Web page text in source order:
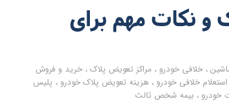
و نکات مهم برای
، خلافی خودرو ، مراکز تعویض پلاک، خرید و فروش
استعلام خلافی خودرو ، هزینه تعویض پلاک خودرو ، پلیس
خودرو ، بیمه شخص ثالث